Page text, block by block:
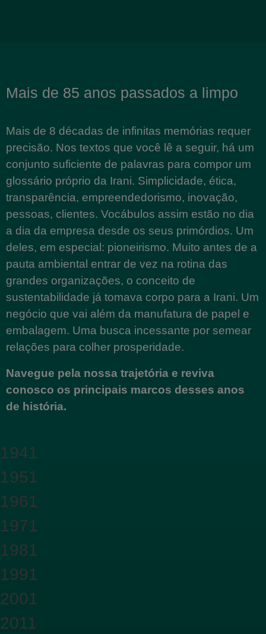
Mais de 85 anos passados a limpo
Mais de 8 décadas de infinitas memórias requer
precisão. Nos textos que você lê a seguir, há um
conjunto suficiente de palavras para compor um
glossário próprio da Irani. Simplicidade, ética,
transparência, empreendedorismo, inovação,
pessoas, clientes. Vocábulos assim estão no dia
a dia da empresa desde os seus primórdios. Um
deles, em especial: pioneirismo. Muito antes de a
pauta ambiental entrar de vez na rotina das
grandes organizações, o conceito de
sustentabilidade já tomava corpo para a Irani. Um
negócio que vai além da manufatura de papel e
embalagem. Uma busca incessante por semear
relações para colher prosperidade.
Navegue pela nossa trajetória e reviva
conosco os principais marcos desses anos
de história.
1941
1951
1961
1971
1981
1991
2001
2011